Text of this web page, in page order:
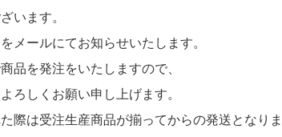
います。
メールにてお知らせいたします。
品を発注をいたしますので、
ろしくお願い申し上げます。
際は受注生産商品が揃ってからの発送となりま